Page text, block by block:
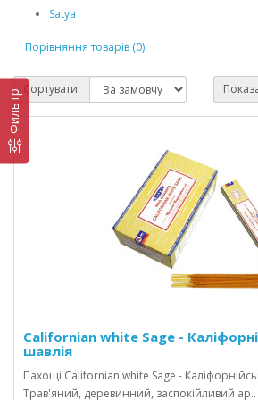
Фильтр
Satya
Порівняння товарів (0)
Сортувати:
Californian white Sage -
шавлія
Пахощі Californian white Sage -
Трав'яний, деревинний, заспокійливий ар..